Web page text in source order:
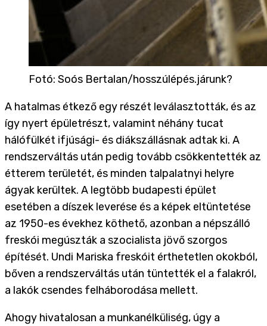
Fotó: Soós Bertalan/hosszúlépés.járunk?
A hatalmas étkező egy részét leválasztották, és az
így nyert épületrészt, valamint néhány tucat
hálófülkét ifjúsági- és diákszállásnak adtak ki. A
rendszerváltás után pedig tovább csökkentették az
étterem területét, és minden talpalatnyi helyre
ágyak kerültek. A legtöbb budapesti épület
esetében a díszek leverése és a képek eltüntetése
az 1950-es évekhez köthető, azonban a népszálló
freskói megúszták a szocialista jövő szorgos
építését. Undi Mariska freskóit érthetetlen okokból,
bőven a rendszerváltás után tüntették el a falakról,
a lakók csendes felháborodása mellett.
Ahogy hivatalosan a munkanélküliség, úgy a